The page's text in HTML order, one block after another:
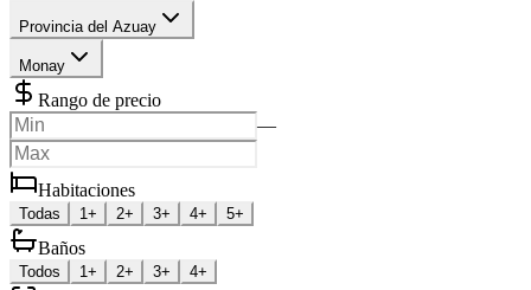
Provincia del Azuay
Monay
Rango de precio
—
Habitaciones
Todas 1+ 2+ 3+ 4+ 5+
Baños
Todos 1+ 2+ 3+ 4+